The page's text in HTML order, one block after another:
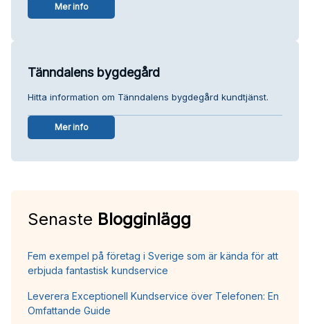
Mer info
Tänndalens bygdegård
Hitta information om Tänndalens bygdegård kundtjänst.
Mer info
Senaste Blogginlägg
Fem exempel på företag i Sverige som är kända för att
erbjuda fantastisk kundservice
Leverera Exceptionell Kundservice över Telefonen: En
Omfattande Guide